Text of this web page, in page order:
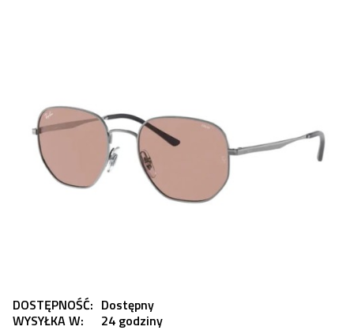
DOSTĘPNOŚĆ: Dostępny
WYSYŁKA W:
24 godziny